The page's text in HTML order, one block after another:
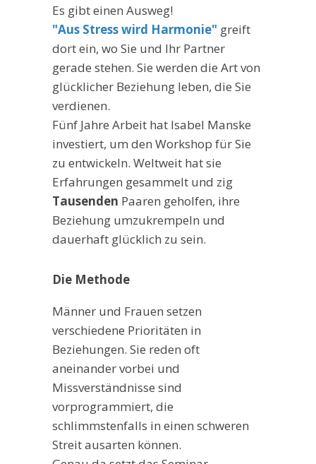
Es gibt einen Ausweg!
"Aus Stress wird Harmonie" greift
dort ein, wo Sie und Ihr Partner
gerade stehen. Sie werden die Art von
glücklicher Beziehung leben, die Sie
verdienen.
Fünf Jahre Arbeit hat Isabel Manske
investiert, um den Workshop für Sie
zu entwickeln. Weltweit hat sie
Erfahrungen gesammelt und zig
Tausenden Paaren geholfen, ihre
Beziehung umzukrempeln und
dauerhaft glücklich zu sein.
Die Methode
Männer und Frauen setzen
verschiedene Prioritäten in
Beziehungen. Sie reden oft
aneinander vorbei und
Missverständnisse sind
vorprogrammiert, die
schlimmstenfalls in einen schweren
Streit ausarten können.